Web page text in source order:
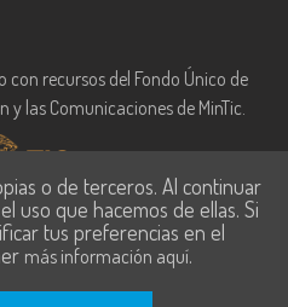
recursos del Fondo Único de
las Comunicaciones de MinTic.
o de terceros. Al continuar
uso que hacemos de ellas. Si
tus preferencias en el
más información aquí.